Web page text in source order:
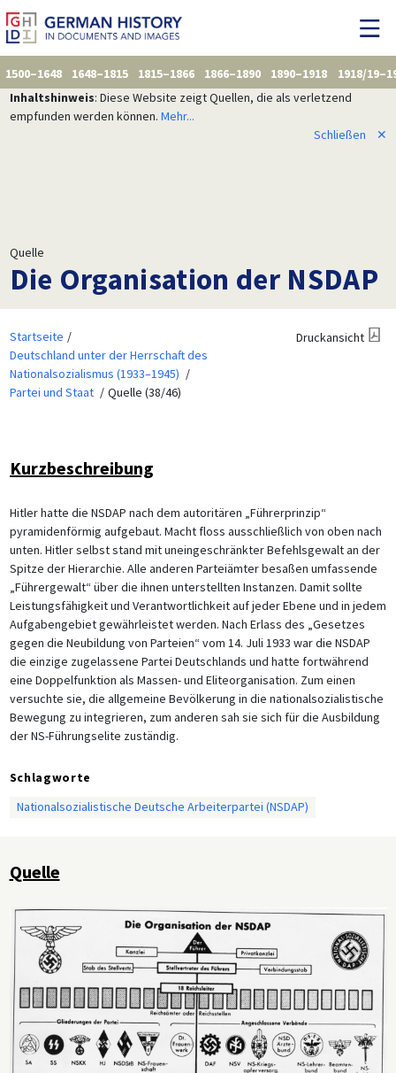
1500–1648 1648–1815 1815–1866 1866–1890 1890–1918
1918/
Inhaltshinweis: Diese Website zeigt Quellen, die als verletzend
empfunden werden können. Mehr...
Schließen
✕
Quelle
Die Organisation der NSDAP
Startseite
Deutschland unter der Herrschaft des
Nationalsozialismus (1933–1945)
Partei und Staat
Quelle (38/46)
Druckansicht
Kurzbeschreibung
Hitler hatte die NSDAP nach dem autoritären „Führerprinzip“
pyramidenförmig aufgebaut. Macht floss ausschließlich von oben nach
unten. Hitler selbst stand mit uneingeschränkter Befehlsgewalt an der
Spitze der Hierarchie. Alle anderen Parteiämter besaßen umfassende
„Führergewalt“ über die ihnen unterstellten Instanzen. Damit sollte
Leistungsfähigkeit und Verantwortlichkeit auf jeder Ebene und in jedem
Aufgabengebiet gewährleistet werden. Nach Erlass des „Gesetzes
gegen die Neubildung von Parteien“ vom 14. Juli 1933 war die NSDAP
die einzige zugelassene Partei Deutschlands und hatte fortwährend
eine Doppelfunktion als Massen- und Eliteorganisation. Zum einen
versuchte sie, die allgemeine Bevölkerung in die nationalsozialistische
Bewegung zu integrieren, zum anderen sah sie sich für die Ausbildung
der NS-Führungselite zuständig.
Schlagworte
Nationalsozialistische Deutsche Arbeiterpartei (NSDAP)
Quelle